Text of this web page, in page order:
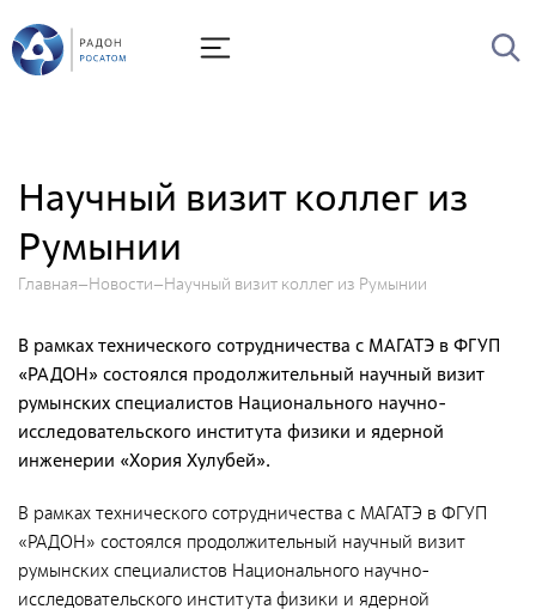
Научный визит коллег из
Румынии
Главная Новости Научный визит коллег из Румынии
В рамках технического сотрудничества с МАГАТЭ в ФГУП
«РАДОН» состоялся продолжительный научный визит
румынских специалистов Национального научно-
исследовательского института физики и ядерной
инженерии «Хория Хулубей».
В рамках технического сотрудничества с МАГАТЭ в ФГУП
«РАДОН» состоялся продолжительный научный визит
румынских специалистов Национального научно-
исследовательского института физики и ядерной
Лицензии
Миссия и видение
Ценности Росатома
Производственная система "Росатома"
Научно-технический совет
Диссертационный совет
Документы
Противодействие коррупции